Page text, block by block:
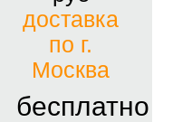
доставка
по г.
Москва
бесплатно